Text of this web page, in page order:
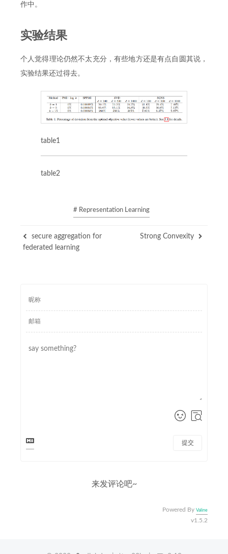
作中。
实验结果
个人觉得理论仍然不太充分，有些地方还是有点自圆其说，
实验结果还过得去。
table1
table2
# Representation Learning
secure aggregation for
federated learning
Strong Convexity
提交
来发评论吧~
Powered By Valine
v1.5.2